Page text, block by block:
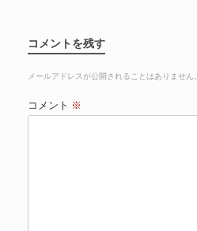
コメントを残す
メールアドレスが公開されることはありません。
コメント ※